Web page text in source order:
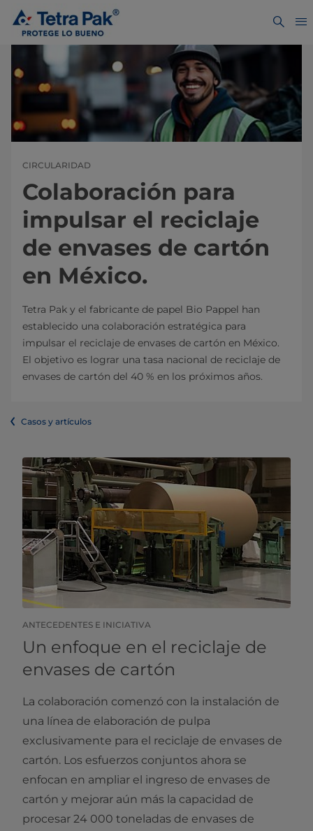
CIRCULARIDAD
Colaboración para
impulsar el reciclaje
de envases de cartón
en México.
Tetra Pak y el fabricante de papel Bio Pappel han
establecido una colaboración estratégica para
impulsar el reciclaje de envases de cartón en México.
El objetivo es lograr una tasa nacional de reciclaje de
envases de cartón del 40 % en los próximos años.
Casos y artículos
ANTECEDENTES E INICIATIVA
Un enfoque en el reciclaje de
envases de cartón
La colaboración comenzó con la instalación de
una línea de elaboración de pulpa
exclusivamente para el reciclaje de envases de
cartón. Los esfuerzos conjuntos ahora se
enfocan en ampliar el ingreso de envases de
cartón y mejorar aún más la capacidad de
procesar 24 000 toneladas de envases de